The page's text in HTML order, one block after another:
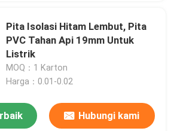
Pita Isolasi Hitam Lembut, Pita
PVC Tahan Api 19mm Untuk
Listrik
MOQ：1 Karton
Harga：0.01-0.02
Hubungi kami